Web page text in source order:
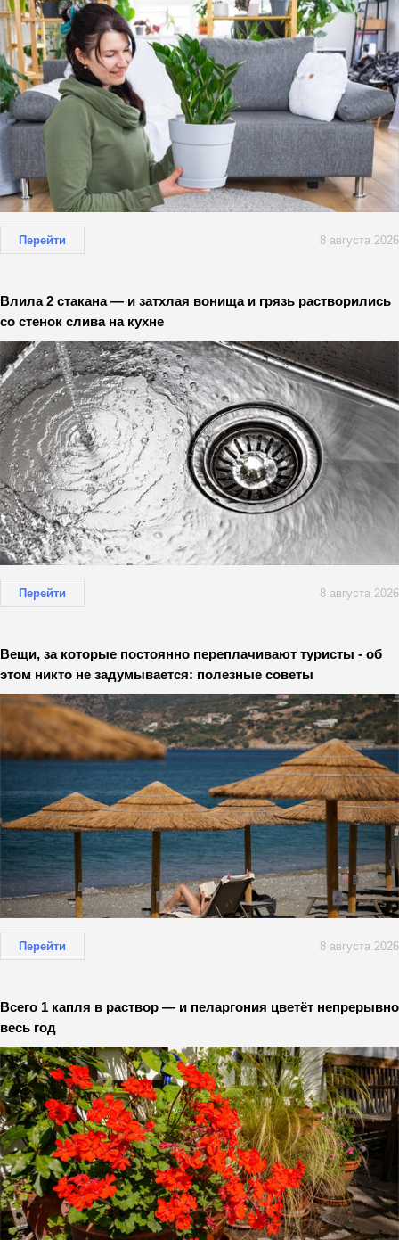
Перейти 8 августа 2026
Влила 2 стакана — и затхлая вонища и грязь растворились
со стенок слива на кухне
Перейти 8 августа 2026
Вещи, за которые постоянно переплачивают туристы - об
этом никто не задумывается: полезные советы
Перейти 8 августа 2026
Всего 1 капля в раствор — и пеларгония цветёт непрерывно
весь год